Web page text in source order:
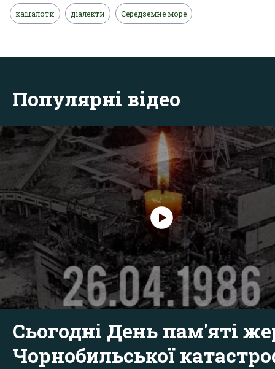
кашалоти діалекти Середземне море
Популярні відео
Сьогодні День пам'яті
Чорнобильської